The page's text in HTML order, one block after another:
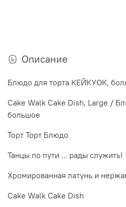
Описание
Блюдо для торта КЕЙКУОК,
Cake Walk Cake Dish, Large /
большое
Торт Торт Блюдо
Танцы по пути ... рады служить!
Хромированная латунь и
Cake Walk Cake Dish